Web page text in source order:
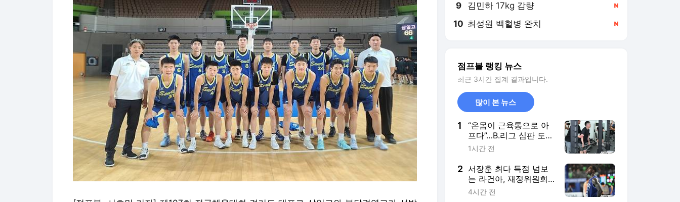
9 김민하 17kg 감량
10 최성원 백혈병 완치
점프볼 랭킹 뉴스
최근 3시간 집계 결과입니다.
많이 본 뉴스
1
“온몸이 근육통으로 아
프다”…B.리그 심판 도요
다 고헤이가 경험한
1시간 전
2 서장훈 최다 득점 넘보
는 라건아, 재정위원회
에서 등록 여부 결정
4시간 전